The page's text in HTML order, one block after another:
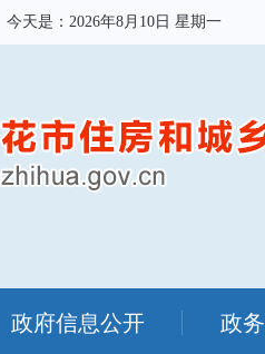
今天是： 2026年8月10日 星期一
政府信息公开 政